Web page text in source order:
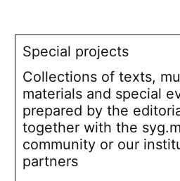
Special projects
Collections of texts,
materials and special
prepared by the
together with the
community or our
partners